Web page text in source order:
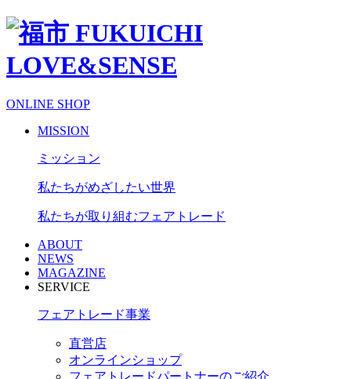
ONLINE SHOP
MISSION
ミッション
私たちがめざしたい世界
私たちが取り組むフェアトレード
ABOUT
NEWS
MAGAZINE
SERVICE
フェアトレード事業
直営店
オンラインショップ
フェアトレードパートナーのご紹介